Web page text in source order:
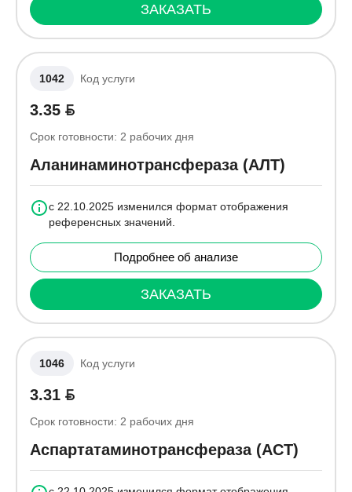
ЗАКАЗАТЬ
1042 Код услуги
3.35
Срок готовности: 2 рабочих дня
Аланинаминотрансфераза (АЛТ)
с 22.10.2025 изменился формат отображения
референсных значений.
Подробнее об анализе
ЗАКАЗАТЬ
1046 Код услуги
3.31
Срок готовности: 2 рабочих дня
Аспартатаминотрансфераза (АСТ)